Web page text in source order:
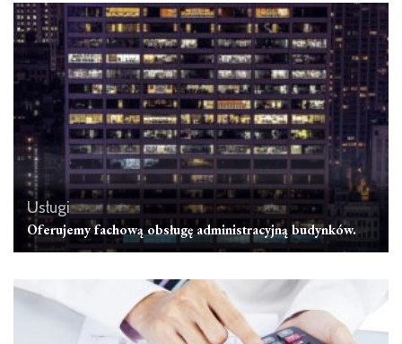
Usługi
Oferujemy fachową obsługę administracyjną budynków.